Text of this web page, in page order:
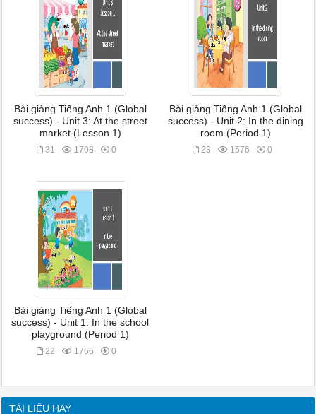
Bài giảng Tiếng Anh 1 (Global
success) - Unit 3: At the street
market (Lesson 1)
31 1708 0
Bài giảng Tiếng Anh 1 (Global
success) - Unit 2: In the dining
room (Period 1)
23 1576 0
Bài giảng Tiếng Anh 1 (Global
success) - Unit 1: In the school
playground (Period 1)
22 1766 0
TÀI LIỆU HAY